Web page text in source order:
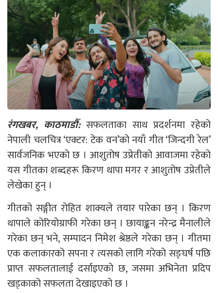
रंगखबर, काठमाडौँ: सफलताका साथ प्रदर्शनमा रहेको
नेपाली चलचित्र ‘एक्टर: टेक वन’को नयाँ गीत ‘जिन्दगी रेल’
सार्वजनिक भएको छ । आशुतोष उप्रेतीको आवाजमा रहेको
यस गीतका शब्दहरू किरण थापा मगर र आशुतोष उप्रेतीले
लेखेका हुन् ।
गीतको सङ्गीत रोहित शाक्यले तयार पारेका छन् । किरण
थापाले कोरियोग्राफी गरेका छन् । छायाङ्कन नरेन्द्र मैनालीले
गरेका छन् भने, सम्पादन निमेश श्रेष्ठले गरेका छन् । गीतमा
एक कलाकारको सपना र त्यसको लागि गरेको सङ्घर्ष पछि
प्राप्त सफलतालाई दर्साइएको छ, जसमा अभिनेता प्रदिप
खड्काको सफलता देखाइएको छ ।